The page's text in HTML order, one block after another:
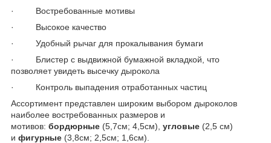
· Востребованные мотивы
· Высокое качество
· Удобный рычаг для прокалывания бумаги
· Блистер с выдвижной бумажной вкладкой, что
позволяет увидеть высечку дырокола
· Контроль выпадения отработанных частиц
Ассортимент представлен широким выбором дыроколов
наиболее востребованных размеров и
мотивов: бордюрные (5,7см; 4,5см), угловые (2,5 см)
и фигурные (3,8см; 2,5см; 1,6см).